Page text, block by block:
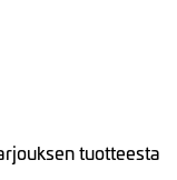
tuotteesta